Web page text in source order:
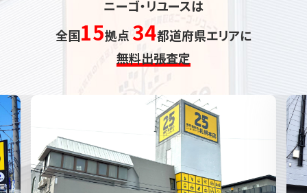
ニーゴ・リユースは
全国15拠点 34都道府県エリアに
無料出張査定